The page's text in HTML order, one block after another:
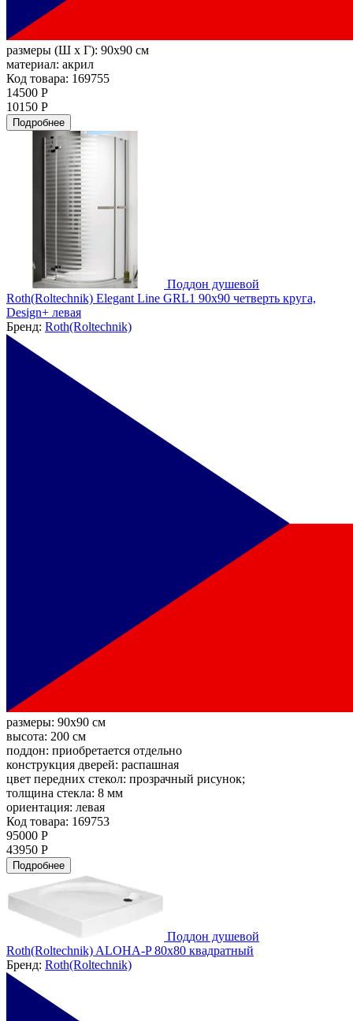
размеры (Ш х Г): 90x90 см
материал: акрил
Код товара: 169755
14500 Р
10150 Р
Подробнее
Поддон душевой
Roth(Roltechnik) Elegant Line GRL1 90x90 четверть круга,
Design+ левая
Бренд: Roth(Roltechnik)
размеры: 90x90 см
высота: 200 см
поддон: приобретается отдельно
конструкция дверей: распашная
цвет передних стекол: прозрачный рисунок;
толщина стекла: 8 мм
ориентация: левая
Код товара: 169753
95000 Р
43950 Р
Подробнее
Поддон душевой
Roth(Roltechnik) ALOHA-P 80x80 квадратный
Бренд: Roth(Roltechnik)